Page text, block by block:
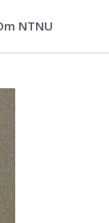
NTNU